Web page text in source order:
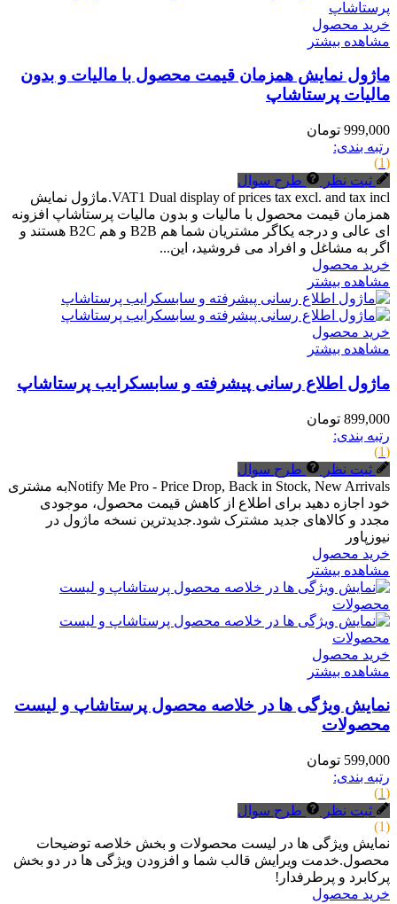
خرید محصول
مشاهده بیشتر
ماژول نمایش همزمان قیمت محصول با مالیات و بدون
مالیات پرستاشاپ
999,000 تومان
رتبه بندی:
(1)
ثبت نظر
طرح سوال
VAT1 Dual display of prices tax excl. and tax incl.ماژول نمایش
همزمان قیمت محصول با مالیات و بدون مالیات پرستاشاپ افزونه
ای عالی و درجه یکاگر مشتریان شما هم B2B و هم B2C هستند و
اگر به مشاغل و افراد می فروشید، این...
خرید محصول
مشاهده بیشتر
خرید محصول
مشاهده بیشتر
ماژول اطلاع رسانی پیشرفته و سابسکرایب پرستاشاپ
899,000 تومان
رتبه بندی:
(1)
ثبت نظر
طرح سوال
Notify Me Pro - Price Drop, Back in Stock, New Arrivalsبه مشتری
خود اجازه دهید برای اطلاع از کاهش قیمت محصول، موجودی
مجدد و کالاهای جدید مشترک شود.جدیدترین نسخه ماژول در
نیوزپاور
خرید محصول
مشاهده بیشتر
خرید محصول
مشاهده بیشتر
نمایش ویژگی ها در خلاصه محصول پرستاشاپ و لیست
محصولات
599,000 تومان
رتبه بندی:
(1)
ثبت نظر
طرح سوال
(1)
نمایش ویژگی ها در لیست محصولات و بخش خلاصه توضیحات
محصول.خدمت ویرایش قالب شما و افزودن ویژگی ها در دو بخش
پرکابرد و پرطرفدار!
خرید محصول